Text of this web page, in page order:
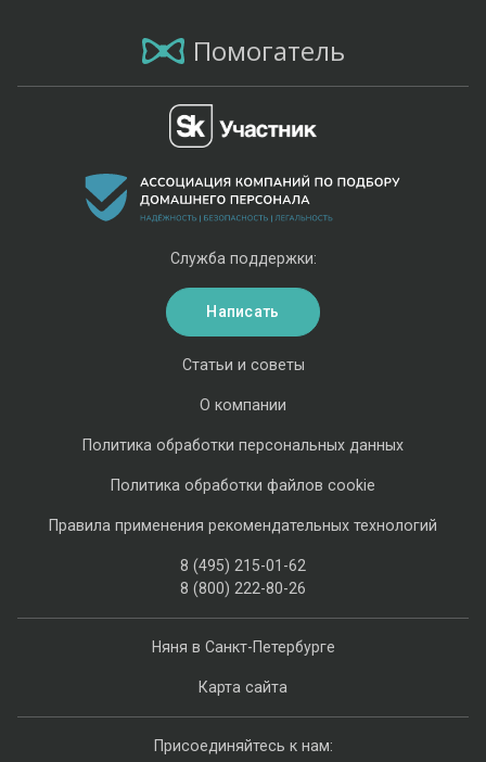
Помогатель
Няня в Санкт-Петербурге
Карта сайта
Статьи и советы
О компании
Политика обработки персональных данных
Политика обработки файлов cookie
Правила применения рекомендательных технологий
8 (495) 215-01-62
8 (800) 222-80-26
Служба поддержки:
Написать
Присоединяйтесь к нам: